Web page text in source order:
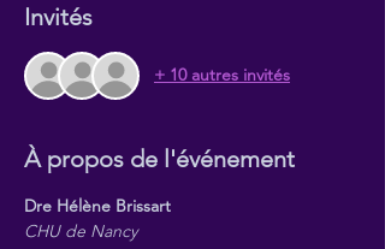
Invités
+ 10 autres invités
À propos de l'événement
Dre Hélène Brissart
CHU de Nancy